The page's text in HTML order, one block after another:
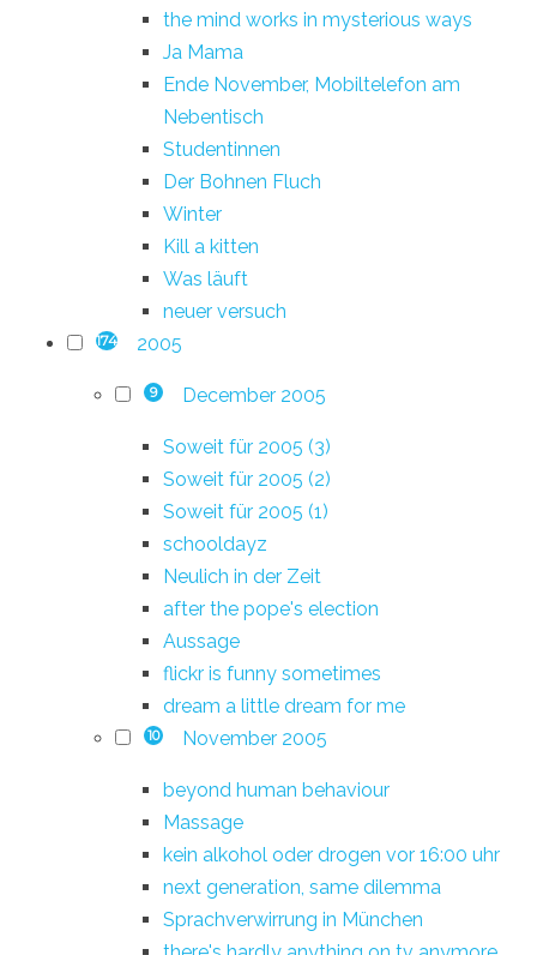
the mind works in mysterious ways
Ja Mama
Ende November, Mobiltelefon am
Nebentisch
Studentinnen
Der Bohnen Fluch
Winter
Kill a kitten
Was läuft
neuer versuch
174 2005
9 December 2005
Soweit für 2005 (3)
Soweit für 2005 (2)
Soweit für 2005 (1)
schooldayz
Neulich in der Zeit
after the pope's election
Aussage
flickr is funny sometimes
dream a little dream for me
10 November 2005
beyond human behaviour
Massage
kein alkohol oder drogen vor 16:00 uhr
next generation, same dilemma
Sprachverwirrung in München